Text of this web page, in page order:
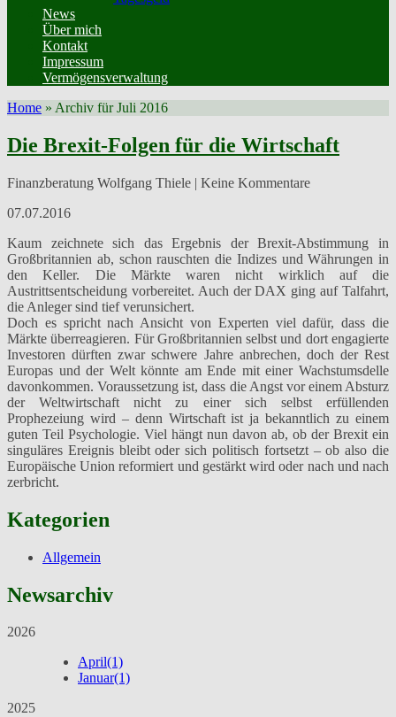
News
Über mich
Kontakt
Impressum
Vermögensverwaltung
Home » Archiv für Juli 2016
Die Brexit-Folgen für die Wirtschaft
Finanzberatung Wolfgang Thiele | Keine Kommentare
07.07.2016
Kaum zeichnete sich das Ergebnis der Brexit-Abstimmung in
Großbritannien ab, schon rauschten die Indizes und Währungen in
den Keller. Die Märkte waren nicht wirklich auf die
Austrittsentscheidung vorbereitet. Auch der DAX ging auf Talfahrt,
die Anleger sind tief verunsichert.
Doch es spricht nach Ansicht von Experten viel dafür, dass die
Märkte überreagieren. Für Großbritannien selbst und dort engagierte
Investoren dürften zwar schwere Jahre anbrechen, doch der Rest
Europas und der Welt könnte am Ende mit einer Wachstumsdelle
davonkommen. Voraussetzung ist, dass die Angst vor einem Absturz
der Weltwirtschaft nicht zu einer sich selbst erfüllenden
Prophezeiung wird – denn Wirtschaft ist ja bekanntlich zu einem
guten Teil Psychologie. Viel hängt nun davon ab, ob der Brexit ein
singuläres Ereignis bleibt oder sich politisch fortsetzt – ob also die
Europäische Union reformiert und gestärkt wird oder nach und nach
zerbricht.
Kategorien
Allgemein
Newsarchiv
2026
April(1)
Januar(1)
2025